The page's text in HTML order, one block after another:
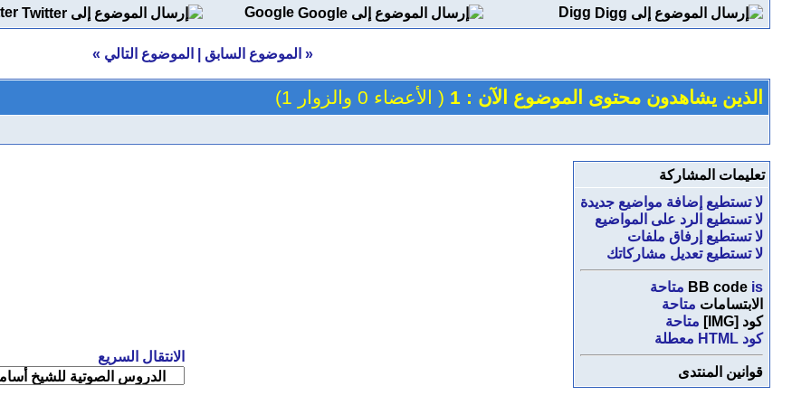
Digg
Google
« الموضوع السابق الموضوع التالي »
الذين يشاهدون محتوى الموضوع الآن : 1 ( الأعضاء 0 والزوار 1)
تعليمات المشاركة
لا تستطيع إضافة مواضيع جديدة
لا تستطيع الرد على المواضيع
لا تستطيع إرفاق ملفات
لا تستطيع تعديل مشاركاتك
BB code is
متاحة
الابتسامات متاحة
كود [IMG]
متاحة
كود HTML
معطلة
قوانين المنتدى
الانتقال السريع